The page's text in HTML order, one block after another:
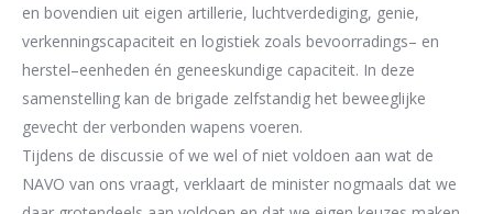
en bovendien uit eigen artillerie, luchtverdediging, genie,
verkenningscapaciteit en logistiek zoals bevoorradings– en
herstel–eenheden én geneeskundige capaciteit. In deze
samenstelling kan de brigade zelfstandig het beweeglijke
gevecht der verbonden wapens voeren.
Tijdens de discussie of we wel of niet voldoen aan wat de
NAVO van ons vraagt, verklaart de minister nogmaals dat we